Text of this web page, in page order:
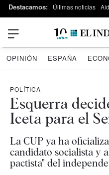
Destacamos: Últimas noticias
OPINIÓN ESPAÑA
POLÍTICA
Esquerra
Iceta para el
La CUP ya ha
candidato socialista y
pactista" del